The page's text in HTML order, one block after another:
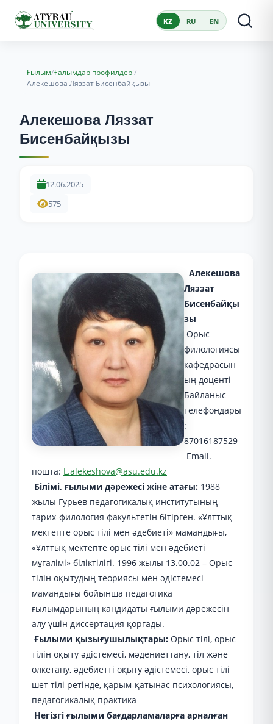
KZ RU EN
Ғылым/Ғалымдар профилдері/
Алекешова Ляззат Бисенбайқызы
Алекешова Ляззат
Бисенбайқызы
12.06.2025
575
Алекешова
Ляззат
Бисенбайқы
зы
Орыс
филологиясы
кафедрасын
ың доценті
Байланыс
телефондары
:
87016187529
Email.
пошта: L.alekeshova@asu.edu.kz
Білімі, ғылыми дәрежесі жіне атағы: 1988
жылы Гурьев педагогикалық институтының
тарих-филология факультетін бітірген. «Ұлттық
мектепте орыс тілі мен әдебиеті» мамандығы,
«Ұлттық мектепте орыс тілі мен әдебиеті
мұғалімі» біліктілігі. 1996 жылы 13.00.02 – Орыс
тілін оқытудың теориясы мен әдістемесі
мамандығы бойынша педагогика
ғылымдарының кандидаты ғылыми дәрежесін
алу үшін диссертация қорғады.
Ғылыми қызығушылықтары: Орыс тілі, орыс
тілін оқыту әдістемесі, мәдениеттану, тіл және
өлкетану, әдебиетті оқыту әдістемесі, орыс тілі
шет тілі ретінде, қарым-қатынас психологиясы,
педагогикалық практика
Негізгі ғылыми бағдарламаларға арналған